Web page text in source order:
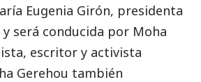
Eugenia Girón, presidenta
y será conducida por Moha
escritor y activista
Gerehou también